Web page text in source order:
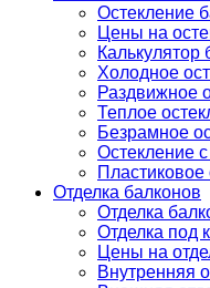
Остекление
Цены на
Калькулятор
Холодное
Раздвижное
Теплое
Безрамное
Остекление
Пластиковое
Отделка балконов
Отделка
Отделка под
Цены на
Внутренняя